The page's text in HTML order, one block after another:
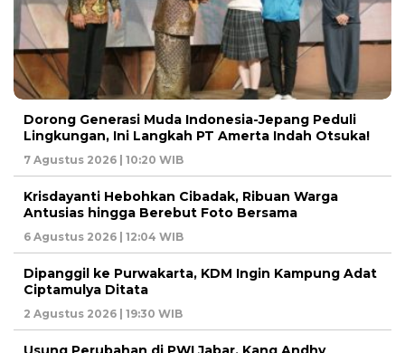
Dorong Generasi Muda Indonesia-Jepang Peduli
Lingkungan, Ini Langkah PT Amerta Indah Otsuka!
7 Agustus 2026 | 10:20 WIB
Krisdayanti Hebohkan Cibadak, Ribuan Warga
Antusias hingga Berebut Foto Bersama
6 Agustus 2026 | 12:04 WIB
Dipanggil ke Purwakarta, KDM Ingin Kampung Adat
Ciptamulya Ditata
2 Agustus 2026 | 19:30 WIB